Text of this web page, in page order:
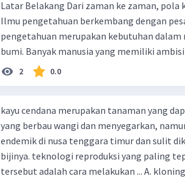
2 0.0
kayu cendana merupakan tanaman yang
yang berbau wangi dan menyegarkan,
endemik di nusa tenggara timur dan sulit
bijinya. teknologi reproduksi yang paling
tersebut adalah cara melakukan ... A.